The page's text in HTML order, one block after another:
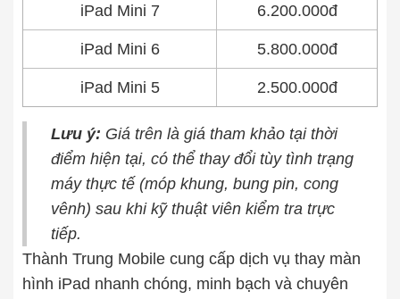
iPad Mini 7 6.200.000đ
iPad Mini 6 5.800.000đ
iPad Mini 5 2.500.000đ
Lưu ý: Giá trên là giá tham khảo tại thời
điểm hiện tại, có thể thay đổi tùy tình trạng
máy thực tế (móp khung, bung pin, cong
vênh) sau khi kỹ thuật viên kiểm tra trực
tiếp.
Thành Trung Mobile cung cấp dịch vụ thay màn
hình iPad nhanh chóng, minh bạch và chuyên